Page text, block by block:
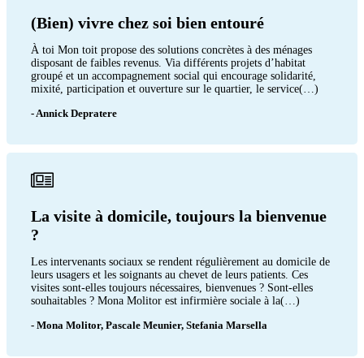
(Bien) vivre chez soi bien entouré
À toi Mon toit propose des solutions concrètes à des ménages
disposant de faibles revenus. Via différents projets d’habitat
groupé et un accompagnement social qui encourage solidarité,
mixité, participation et ouverture sur le quartier, le service(…)
- Annick Depratere
La visite à domicile, toujours la bienvenue
?
Les intervenants sociaux se rendent régulièrement au domicile de
leurs usagers et les soignants au chevet de leurs patients. Ces
visites sont-elles toujours nécessaires, bienvenues ? Sont-elles
souhaitables ? Mona Molitor est infirmière sociale à la(…)
- Mona Molitor, Pascale Meunier, Stefania Marsella